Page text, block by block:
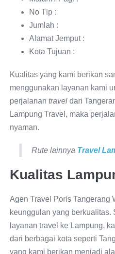
No Tlp :
Jumlah :
Alamat Jemput :
Kota Tujuan :
Kualitas yang kami berikan
menggunakan layanan kami
perjalanan travel dari
Lampung Travel, maka
nyaman.
Rute lainnya Travel
Kualitas
Agen Travel Poris Tangerang
keunggulan yang berkualitas.
layanan travel ke Lampung,
dari berbagai kota seperti
yang kami berikan menjadi